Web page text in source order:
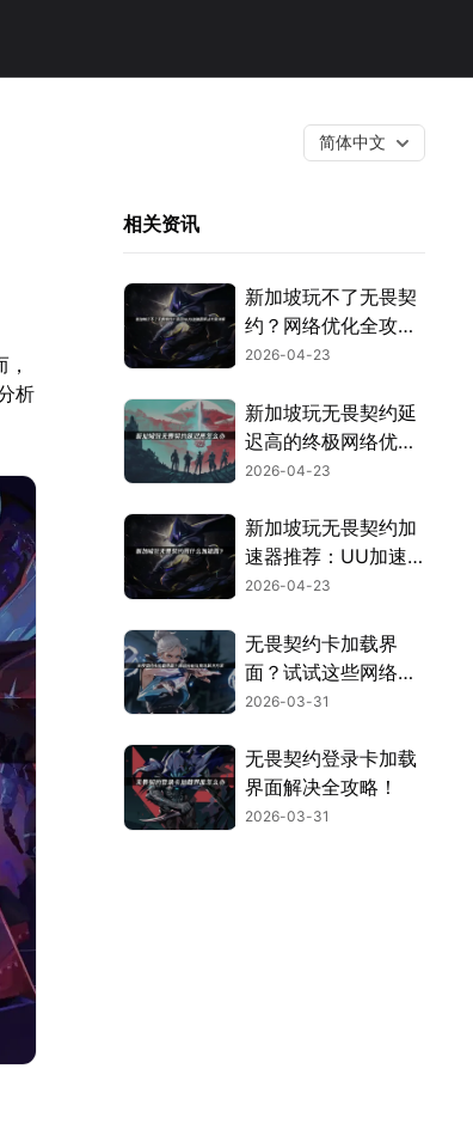
简体中文
析
相关资讯
新加坡玩不了无畏契
约？网络优化全攻略
与UU加速器应用！
2026-04-23
新加坡玩无畏契约延
迟高的终极网络优化
指南！
2026-04-23
新加坡玩无畏契约加
速器推荐：UU加速
器深度解析！
2026-04-23
无畏契约卡加载界
面？试试这些网络优
化技巧！
2026-03-31
无畏契约登录卡加载
界面解决全攻略！
2026-03-31